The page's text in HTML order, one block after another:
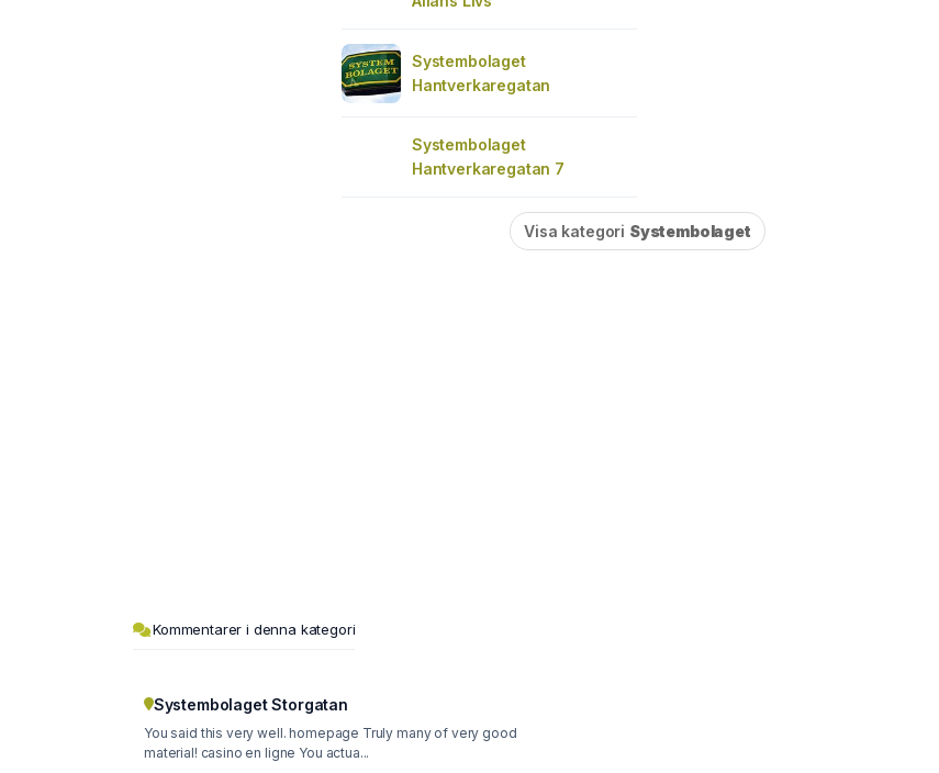
Systembolaget
Hantverkaregatan
Systembolaget
Hantverkaregatan 7
Visa kategori Systembolaget
Kommentarer i denna kategori
Systembolaget Storgatan
You said this very well. homepage Truly many of very good
material! casino en ligne You actua...